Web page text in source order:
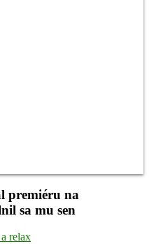
premiéru na
sa mu sen
relax